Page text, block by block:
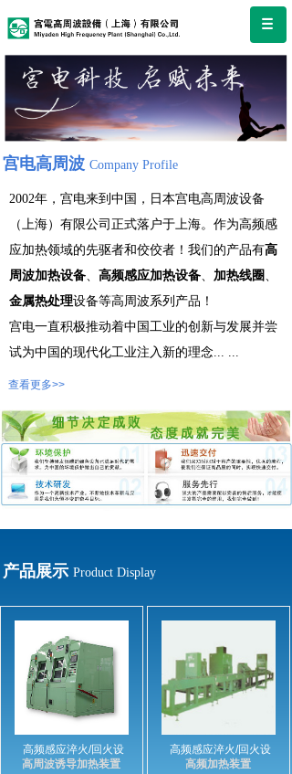
宫电高周波 Company Profile
2002年，宫电来到中国，日本宫电高周波设备
（上海）有限公司正式落户于上海。作为高频感
应加热领域的先驱者和佼佼者！我们的产品有高
周波加热设备、 高频感应加热设备、 加热线圈 、
金属热处理设备等高周波系列产品！
宫电一直积极推动着中国工业的创新与发展并尝
试为中国的现代化工业注入新的理念... ...
查看更多>>
产品展示 Product Display
高频感应淬火/回火设
高周波诱导加热装置
高频感应淬火/回火设
高频加热装置